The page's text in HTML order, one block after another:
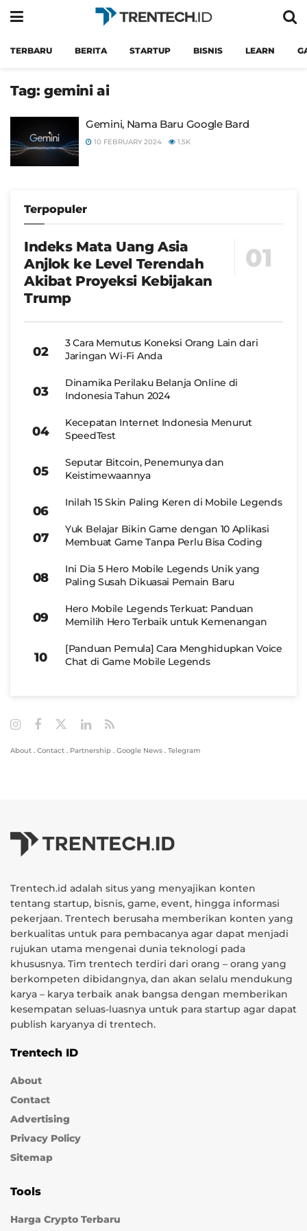
TERBARU BERITA STARTUP BISNIS LEARN
Tag: gemini ai
Gemini, Nama Baru Google Bard
10 FEBRUARY 2024 1.5K
Terpopuler
Indeks Mata Uang Asia
Anjlok ke Level Terendah
Akibat Proyeksi Kebijakan
Trump
3 Cara Memutus Koneksi Orang Lain dari
Jaringan Wi-Fi Anda
Dinamika Perilaku Belanja Online di
Indonesia Tahun 2024
Kecepatan Internet Indonesia Menurut
SpeedTest
Seputar Bitcoin, Penemunya dan
Keistimewaannya
Inilah 15 Skin Paling Keren di Mobile Legends
Yuk Belajar Bikin Game dengan 10 Aplikasi
Membuat Game Tanpa Perlu Bisa Coding
Ini Dia 5 Hero Mobile Legends Unik yang
Paling Susah Dikuasai Pemain Baru
Hero Mobile Legends Terkuat: Panduan
Memilih Hero Terbaik untuk Kemenangan
[Panduan Pemula] Cara Menghidupkan Voice
Chat di Game Mobile Legends
About . Contact . Partnership . Google News . Telegram
Trentech.id adalah situs yang menyajikan konten
tentang startup, bisnis, game, event, hingga informasi
pekerjaan. Trentech berusaha memberikan konten yang
berkualitas untuk para pembacanya agar dapat menjadi
rujukan utama mengenai dunia teknologi pada
khususnya. Tim trentech terdiri dari orang – orang yang
berkompeten dibidangnya, dan akan selalu mendukung
karya – karya terbaik anak bangsa dengan memberikan
kesempatan seluas-luasnya untuk para startup agar dapat
publish karyanya di trentech.
Trentech ID
About
Contact
Advertising
Privacy Policy
Sitemap
Tools
Harga Crypto Terbaru